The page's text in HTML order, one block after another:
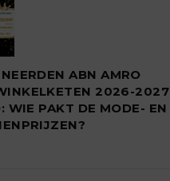
ABN AMRO
2026-2027
WIE PAKT DE MODE- EN